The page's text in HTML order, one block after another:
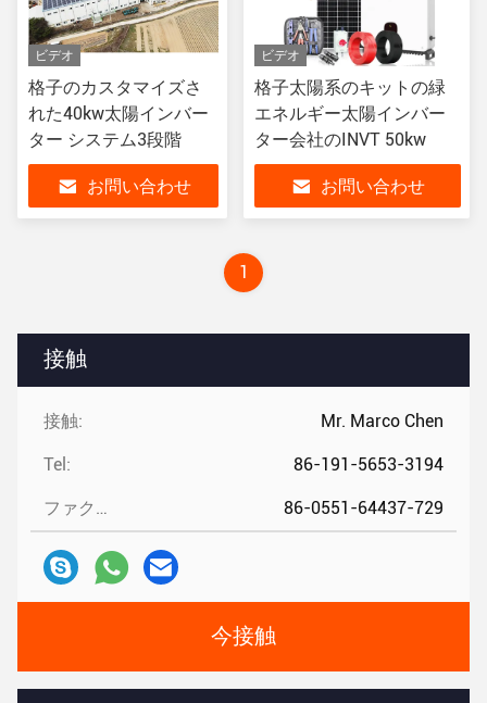
接触
接触: Mr. Marco Chen
Tel: 86-191-5653-3194
ファクシミリ: 86-0551-64437-729
今接触
ビデオ
格子のカスタマイズさ
れた40kw太陽インバー
ター システム3段階
お問い合わせ
ビデオ
格子太陽系のキットの緑
エネルギー太陽インバー
ター会社のINVT 50kw
お問い合わせ
1